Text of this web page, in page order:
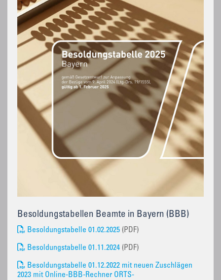
Besoldungstabellen Beamte in Bayern (BBB)
Besoldungstabelle 01.02.2025 (PDF)
Besoldungstabelle 01.11.2024 (PDF)
Besoldungstabelle 01.12.2022 mit neuen Zuschlägen
2023 mit Online-BBB-Rechner ORTS-